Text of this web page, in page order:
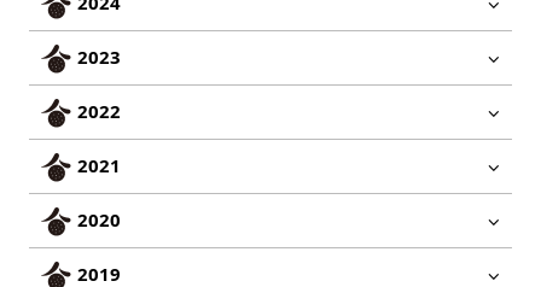
2023
2022
2021
2020
2019